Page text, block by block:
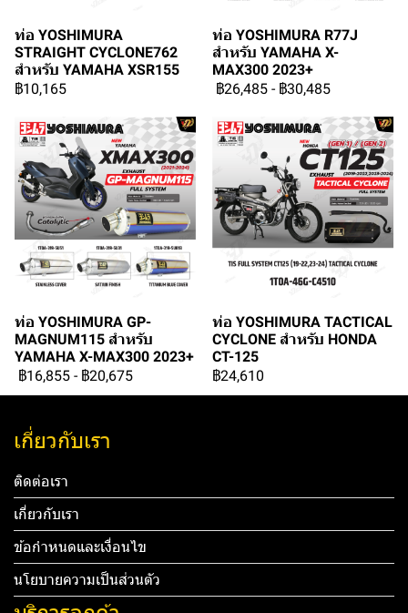
ท่อ YOSHIMURA
STRAIGHT CYCLONE762
สำหรับ YAMAHA XSR155
฿10,165
ท่อ YOSHIMURA R77J
สำหรับ YAMAHA X-
MAX300 2023+
฿26,485 - ฿30,485
ท่อ YOSHIMURA GP-
MAGNUM115 สำหรับ
YAMAHA X-MAX300 2023+
฿16,855 - ฿20,675
ท่อ YOSHIMURA TACTICAL
CYCLONE สำหรับ HONDA
CT-125
฿24,610
เกี่ยวกับเรา
ติดต่อเรา
เกี่ยวกับเรา
ข้อกำหนดและเงื่อนไข
นโยบายความเป็นส่วนตัว